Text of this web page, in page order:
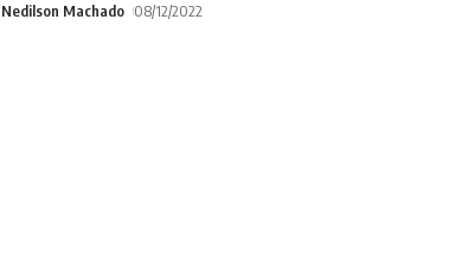
Nedilson Machado 08/12/2022